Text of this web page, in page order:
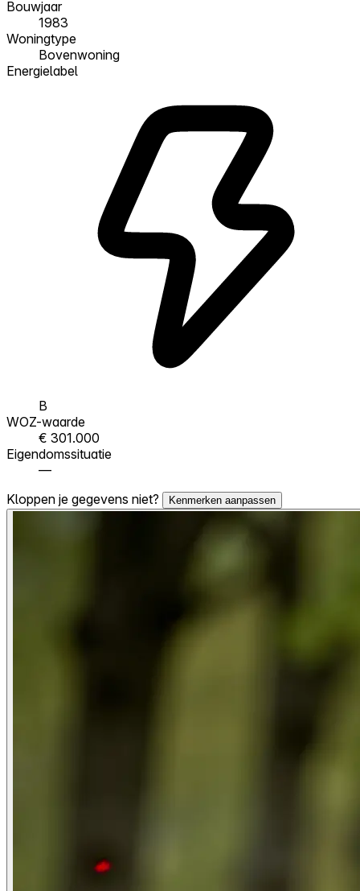
Bouwjaar
1983
Woningtype
Bovenwoning
Energielabel
B
WOZ-waarde
€ 301.000
Eigendomssituatie
—
Kloppen je gegevens niet?
Kenmerken aanpassen